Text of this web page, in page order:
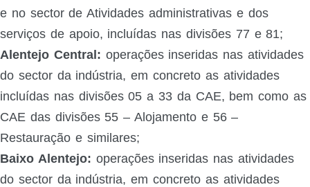
e no sector de Atividades administrativas e dos
serviços de apoio, incluídas nas divisões 77 e 81;
Alentejo Central: operações inseridas nas atividades
do sector da indústria, em concreto as atividades
incluídas nas divisões 05 a 33 da CAE, bem como as
CAE das divisões 55 – Alojamento e 56 –
Restauração e similares;
Baixo Alentejo: operações inseridas nas atividades
do sector da indústria, em concreto as atividades